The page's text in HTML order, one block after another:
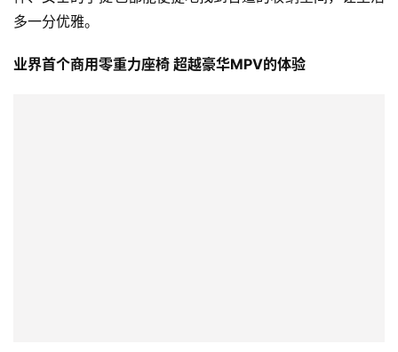
多一分优雅。
业界首个商用零重力座椅 超越豪华MPV的体验